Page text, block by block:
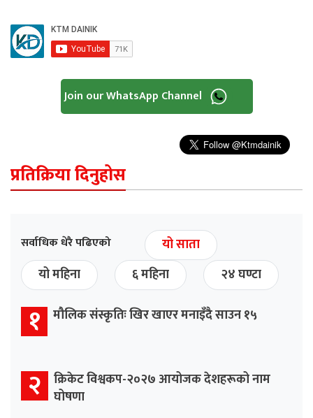
Join our WhatsApp Channel
प्रतिक्रिया दिनुहोस
सर्वाधिक धेरै पढिएको
यो साता
यो महिना
६ महिना २४ घण्टा
१ मौलिक संस्कृतिः खिर खाएर मनाइँदै साउन १५
२ क्रिकेट विश्वकप-२०२७ आयोजक देशहरूको नाम
घोषणा